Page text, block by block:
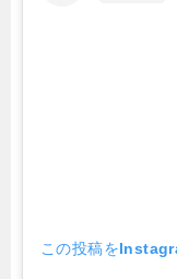
この投稿を